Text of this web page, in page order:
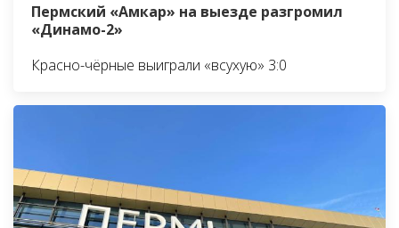
Пермский «Амкар» на выезде разгромил
«Динамо-2»
Красно-чёрные выиграли «всухую» 3:0